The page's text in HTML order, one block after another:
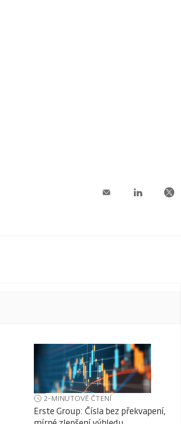
2-MINUTOVÉ ČTENÍ
Erste Group: Čísla bez překvapení,